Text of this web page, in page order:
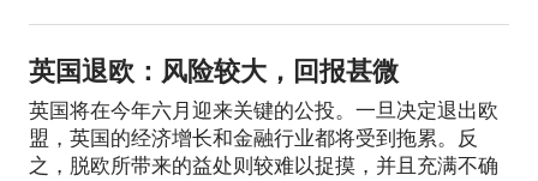
英国退欧：风险较大，回报甚微
英国将在今年六月迎来关键的公投。一旦决定退出欧
盟，英国的经济增长和金融行业都将受到拖累。反
之，脱欧所带来的益处则较难以捉摸，并且充满不确